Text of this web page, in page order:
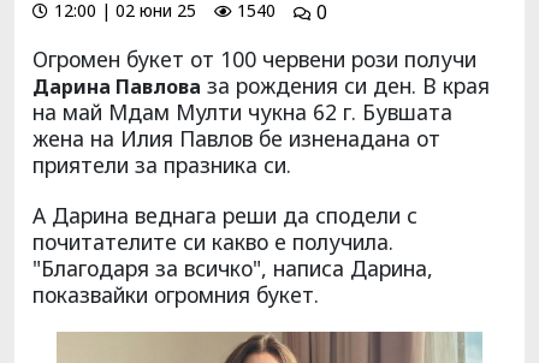
12:00 | 02 юни 25 1540 0
Огромен букет от 100 червени рози получи
Дарина Павлова за рождения си ден. В края
на май Мдам Мулти чукна 62 г. Бувшата
жена на Илия Павлов бе изненадана от
приятели за празника си.
А Дарина веднага реши да сподели с
почитателите си какво е получила.
"Благодаря за всичко", написа Дарина,
показвайки огромния букет.